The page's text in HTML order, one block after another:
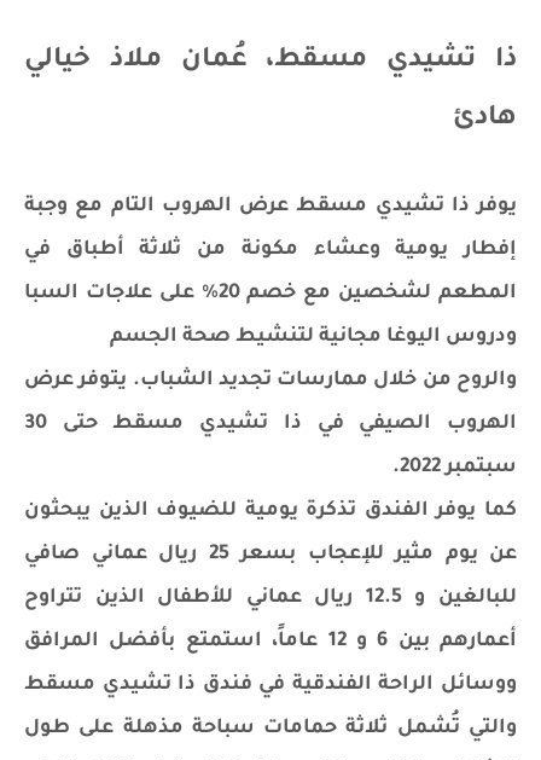
ذا تشيدي مسقط، عُمان ملاذ خيالي
هادئ
يوفر ذا تشيدي مسقط عرض الهروب التام مع وجبة
إفطار يومية وعشاء مكونة من ثلاثة أطباق في
المطعم لشخصين مع خصم 20٪ على علاجات السبا
ودروس اليوغا مجانية لتنشيط صحة الجسم
والروح من خلال ممارسات تجديد الشباب. يتوفر عرض
الهروب الصيفي في ذا تشيدي مسقط حتى 30
سبتمبر 2022.
كما يوفر الفندق تذكرة يومية للضيوف الذين يبحثون
عن يوم مثير للإعجاب بسعر 25 ريال عماني صافي
للبالغين و 12.5 ريال عماني للأطفال الذين تتراوح
أعمارهم بين 6 و 12 عاماً، استمتع بأفضل المرافق
ووسائل الراحة الفندقية في فندق ذا تشيدي مسقط
والتي تُشمل ثلاثة حمامات سباحة مذهلة على طول